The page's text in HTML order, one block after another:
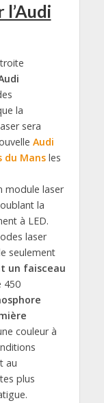
la
sera
Audi
du Mansles
module laser
la
à LED.
laser
seulement
un faisceau
450
couleur à
au
plus